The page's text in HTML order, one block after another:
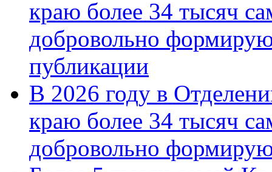
краю более 34 тысяч
добровольно
публикации
В 2026 году в
краю более 34 тысяч
добровольно